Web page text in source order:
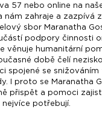
57 nebo online na
nám zahraje a zazpívá
sbor Maranatha
podpory činnosti
věnuje humanitární
době čelí
spojené se snižováním
I proto se Maranatha
přispět a pomoci
potřebují.